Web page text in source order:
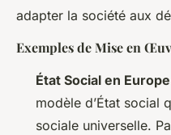
adapter la société aux
Exemples de Mise en
État Social en Europe
modèle d’État social
sociale universelle.